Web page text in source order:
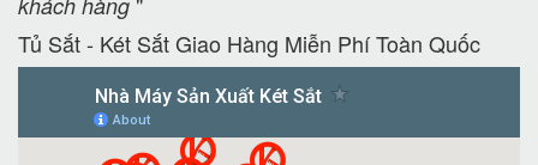
Tủ Sắt - Két Sắt Giao Hàng Miễn Phí Toàn Quốc